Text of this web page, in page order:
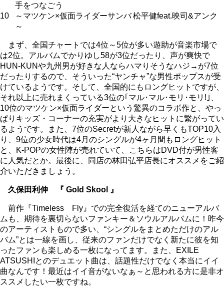
10
手をつなごう
～マツケン×仮面ライダーサンバ
～
松平健feat.映司&アンク
まず、全国チャートでは4位～5位が多い遊助が音楽市場で
は2位。アルバムでかりゆし58が3位だったり、声が爽快で
HUN-KUNや九州男が好きな人ならハマりそうなハジ→が7位
だったりするので、そういった“ヤンチャ”な男性ポップスが受
けているようです。そして、全国的にもロングヒットですが、
それ以上に売れまくっている3位の｢マル･マル･モリ･モリ!｣、
10位のマツケン×仮面ライダーという驚異のコラボ作と、やっ
ぱりキッズ・コーナーの充実がより大きなヒットに繋がってい
るようです。また、7位のSecretが新人ながら早くもTOP10入
り、9位の少女時代は4月のシングルが4ヶ月間もロングヒット
と、K-POPの女性陣が売れていて、こちらはDVD付が男性客
に人気だとか。最後に、同店の林田弘平店長にオススメをご紹
介いただきましょう。
久保田利伸 『 Gold Skool 』
前作『Timeless Fly』での完全復活を経てのニューアルバ
ムも、期待を裏切らないファンキー＆ソウルアルバムに！昨今
のアーティストもので多い、“シングルをまとめただけのアル
バム”とは一線を画し、従来のファンだけでなく新たに彼を知
ったファンも楽しめる一枚になってます。また、EXILE
ATSUSHIとのデュエット曲は、話題性だけでなく本当にイイ
曲なんです！最近はイイ音がないなぁ～と思われる方に是非オ
ススメしたい一枚ですね。